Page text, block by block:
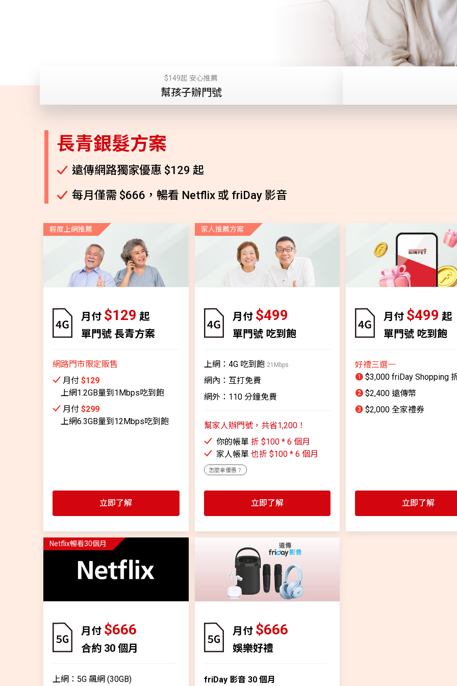
$149起 安心推薦
幫孩子辦門號
長青銀髮方案
遠傳網路獨家優惠 $129 起
每月僅需 $666，暢看 Netflix 或 friDay 影音
輕度上網推薦
月付 $129 起
單門號 長青方案
網路門市限定販售
月付 $129
上網1.2GB量到1Mbps吃到飽
月付 $299
上網6.3GB量到12Mbps吃到飽
立即了解
家人推薦方案
月付 $499
單門號 吃到飽
上網：4G 吃到飽 21Mbps
網內：互打免費
網外：110 分鐘免費
幫家人辦門號，共省1,200！
你的帳單 折 $100 * 6 個月
家人帳單 也折 $100 * 6 個月
怎麼拿優惠？
立即了解
月付 $499 起
單門號 吃到飽
好禮三選一
❶ $3,000 friDay Shopping
❷ $2,400 遠傳幣
❸ $2,000 全家禮券
立即了解
Netflix暢看30個月
月付 $666
合約 30 個月
上網：5G 飆網 (30GB)
月付 $666
娛樂好禮
friDay 影音 30 個月